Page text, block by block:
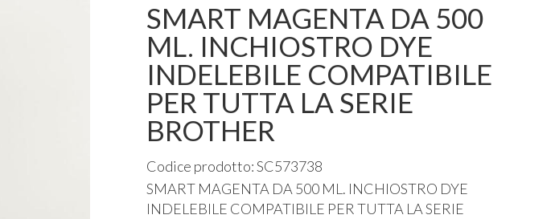
SMART MAGENTA DA 500
ML. INCHIOSTRO DYE
INDELEBILE COMPATIBILE
PER TUTTA LA SERIE
BROTHER
Codice prodotto: SC573738
SMART MAGENTA DA 500 ML. INCHIOSTRO DYE
INDELEBILE COMPATIBILE PER TUTTA LASERIE